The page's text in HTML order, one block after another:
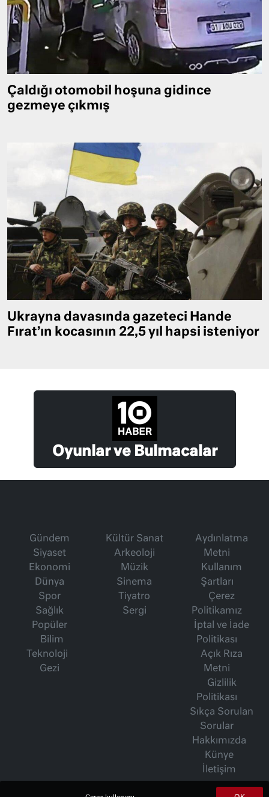
Çaldığı otomobil hoşuna gidince
gezmeye çıkmış
Ukrayna davasında gazeteci Hande
Fırat’ın kocasının 22,5 yıl hapsi isteniyor
Oyunlar ve Bulmacalar
Gündem
Siyaset
Ekonomi
Dünya
Spor
Sağlık
Popüler
Bilim
Teknoloji
Gezi
Kültür Sanat
Arkeoloji
Müzik
Sinema
Tiyatro
Sergi
Aydınlatma
Metni
Kullanım
Şartları
Çerez
Politikamız
İptal ve İade
Politikası
Açık Rıza
Metni
Gizlilik
Politikası
Sıkça Sorulan
Sorular
Hakkımızda
Künye
İletişim